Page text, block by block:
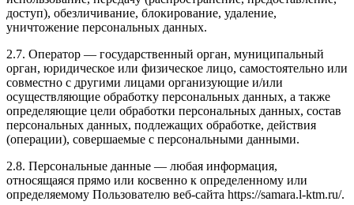
доступ), обезличивание, блокирование, удаление,
уничтожение персональных данных.
2.7. Оператор — государственный орган, муниципальный
орган, юридическое или физическое лицо, самостоятельно или
совместно с другими лицами организующие и/или
осуществляющие обработку персональных данных, а также
определяющие цели обработки персональных данных, состав
персональных данных, подлежащих обработке, действия
(операции), совершаемые с персональными данными.
2.8. Персональные данные — любая информация,
относящаяся прямо или косвенно к определенному или
определяемому Пользователю веб-сайта https://samara.l-ktm.ru/.